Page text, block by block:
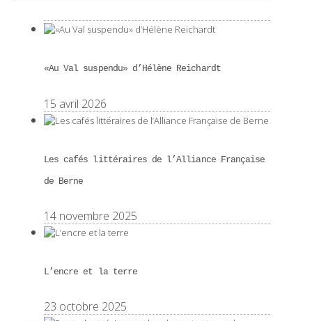
«Au Val suspendu» d’Hélène Reichardt
15 avril 2026
Les cafés littéraires de l’Alliance Française
de Berne
14 novembre 2025
L’encre et la terre
23 octobre 2025